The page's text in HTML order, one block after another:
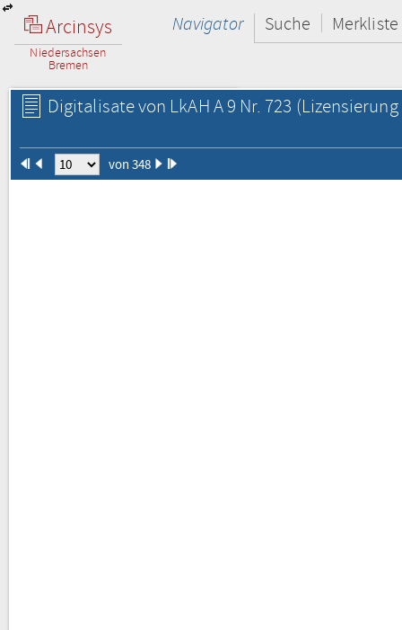
Arcinsys
Niedersachsen
Bremen
Navigator Suche Merkliste
Digitalisate von LkAH A 9 Nr. 723
von 348